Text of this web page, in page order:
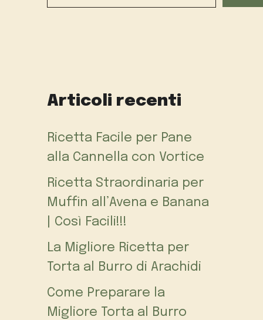
Articoli recenti
Ricetta Facile per Pane
alla Cannella con Vortice
Ricetta Straordinaria per
Muffin all’Avena e Banana
| Così Facili!!!
La Migliore Ricetta per
Torta al Burro di Arachidi
Come Preparare la
Migliore Torta al Burro